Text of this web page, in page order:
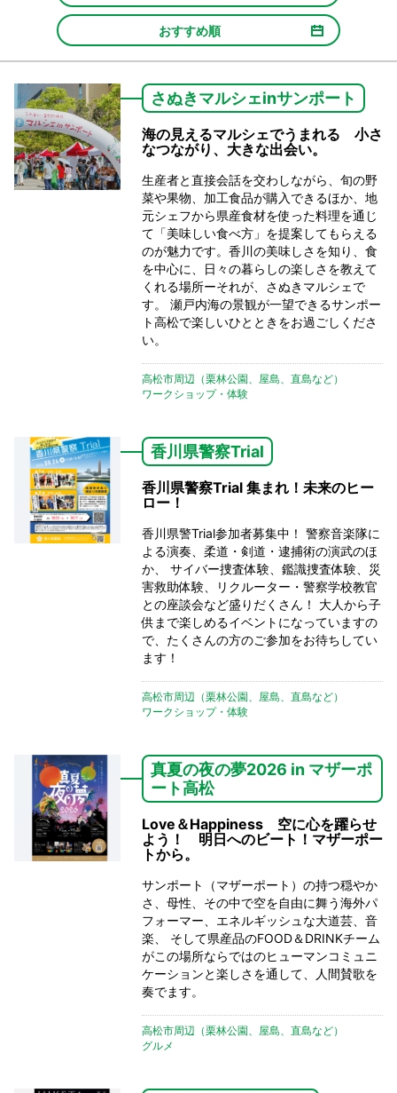
おすすめ順
さぬきマルシェinサンポート
海の見えるマルシェでうまれる 小さ
なつながり、大きな出会い。
生産者と直接会話を交わしながら、旬の野
菜や果物、加工食品が購入できるほか、地
元シェフから県産食材を使った料理を通じ
て「美味しい食べ方」を提案してもらえる
のが魅力です。香川の美味しさを知り、食
を中心に、日々の暮らしの楽しさを教えて
くれる場所ーそれが、さぬきマルシェで
す。 瀬戸内海の景観が一望できるサンポー
ト高松で楽しいひとときをお過ごしくださ
い。
高松市周辺（栗林公園、屋島、直島など）
ワークショップ・体験
香川県警察Trial
香川県警察Trial 集まれ！未来のヒー
ロー！
香川県警Trial参加者募集中！ 警察音楽隊に
よる演奏、柔道・剣道・逮捕術の演武のほ
か、 サイバー捜査体験、鑑識捜査体験、災
害救助体験、リクルーター・警察学校教官
との座談会など盛りだくさん！ 大人から子
供まで楽しめるイベントになっていますの
で、たくさんの方のご参加をお待ちしてい
ます！
高松市周辺（栗林公園、屋島、直島など）
ワークショップ・体験
真夏の夜の夢2026 in マザーポ
ート高松
Love＆Happiness 空に心を躍らせ
よう！ 明日へのビート！マザーポー
トから。
サンポート（マザーポート）の持つ穏やか
さ、母性、その中で空を自由に舞う海外パ
フォーマー、エネルギッシュな大道芸、音
楽、 そして県産品のFOOD＆DRINKチーム
がこの場所ならではのヒューマンコミュニ
ケーションと楽しさを通して、人間賛歌を
奏でます。
高松市周辺（栗林公園、屋島、直島など）
グルメ